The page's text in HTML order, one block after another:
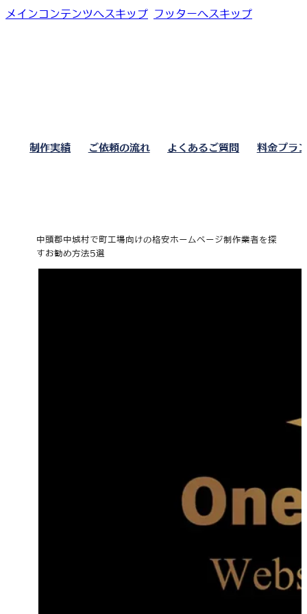
メインコンテンツへスキップ フッターへスキップ
制作実績 ご依頼の流れ よくあるご質問 料金プラ
中頭郡中城村で町工場向けの格安ホームページ制作業者を探
すお勧め方法5選